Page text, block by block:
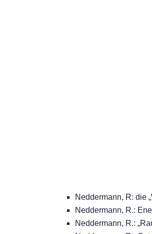
Neddermann, R: die
Neddermann, R.:
Neddermann, R.: